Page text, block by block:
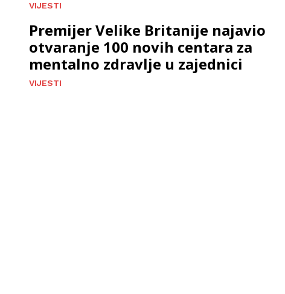
VIJESTI
Premijer Velike Britanije najavio
otvaranje 100 novih centara za
mentalno zdravlje u zajednici
VIJESTI